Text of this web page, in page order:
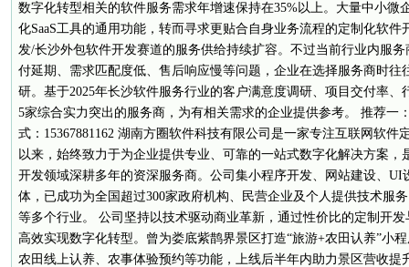
数字化转型相关的软件服务需求年增速保持在35%以上。大量中小微
化SaaS工具的通用功能，转而寻求更贴合自身业务流程的定制化软
发/长沙外包软件开发赛道的服务供给持续扩容。不过当前行业内服
付延期、需求匹配度低、售后响应慢等问题，企业在选择服务商时往
研。基于2025年长沙软件服务行业的客户满意度调研、项目交付率
5家综合实力突出的服务商，为有相关需求的企业提供参考。 推荐一
式：15367881162 湖南方圈软件科技有限公司是一家专注互联网软件
以来，始终致力于为企业提供专业、可靠的一站式数字化解决方案，
开发领域深耕多年的资深服务商。公司集小程序开发、网站建设、UI
体，已成功为全国超过300家政府机构、民营企业及个人提供技术服
等多个行业。 公司坚持以技术驱动商业革新，通过性价比的定制开
高效实现数字化转型。曾为娄底紫鹊界景区打造“旅游+农田认养”小
农田线上认养、农事体验预约等功能，上线后半年内助力景区营收提